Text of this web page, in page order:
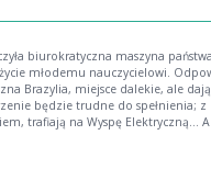
biurokratyczna maszyna
młodemu nauczycielowi.
Brazylia, miejsce dalekie, ale
będzie trudne do spełnienia; z
trafiają na Wyspę Elektryczną...